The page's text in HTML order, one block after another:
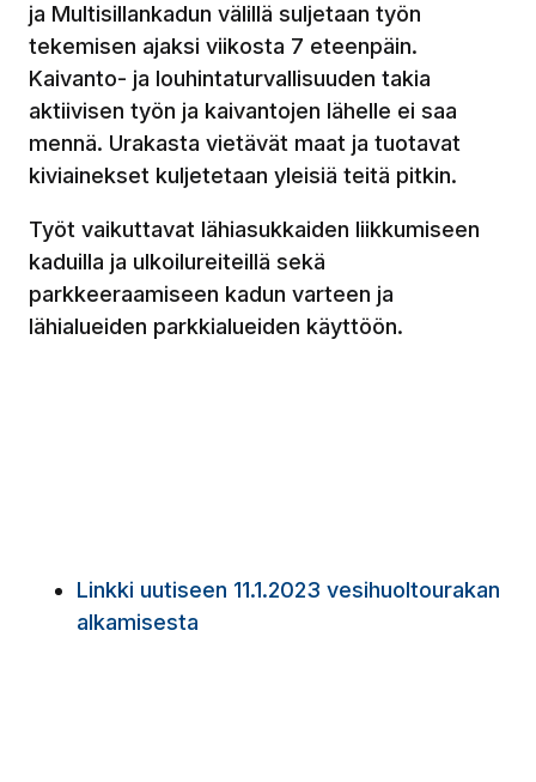
ja Multisillankadun välillä suljetaan työn
tekemisen ajaksi viikosta 7 eteenpäin.
Kaivanto- ja louhintaturvallisuuden takia
aktiivisen työn ja kaivantojen lähelle ei saa
mennä. Urakasta vietävät maat ja tuotavat
kiviainekset kuljetetaan yleisiä teitä pitkin.
Työt vaikuttavat lähiasukkaiden liikkumiseen
kaduilla ja ulkoilureiteillä sekä
parkkeeraamiseen kadun varteen ja
lähialueiden parkkialueiden käyttöön.
Linkki uutiseen 11.1.2023 vesihuoltourakan
alkamisesta